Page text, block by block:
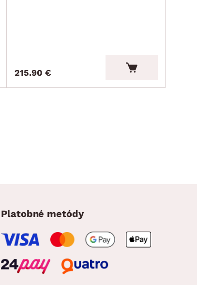
215.90 €
Platobné metódy